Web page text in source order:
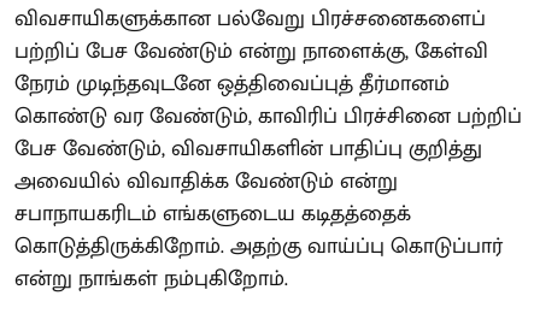
விவசாயிகளுக்கான பல்வேறு பிரச்சனைகளைப்
பற்றிப் பேச வேண்டும் என்று நாளைக்கு, கேள்வி
நேரம் முடிந்தவுடனே ஒத்திவைப்புத் தீர்மானம்
கொண்டு வர வேண்டும், காவிரிப் பிரச்சினை பற்றிப்
பேச வேண்டும், விவசாயிகளின் பாதிப்பு குறித்து
அவையில் விவாதிக்க வேண்டும் என்று
சபாநாயகரிடம் எங்களுடைய கடிதத்தைக்
கொடுத்திருக்கிறோம். அதற்கு வாய்ப்பு கொடுப்பார்
என்று நாங்கள் நம்புகிறோம்.